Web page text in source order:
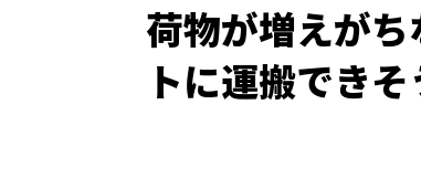
荷物が増えが
トに運搬できそ